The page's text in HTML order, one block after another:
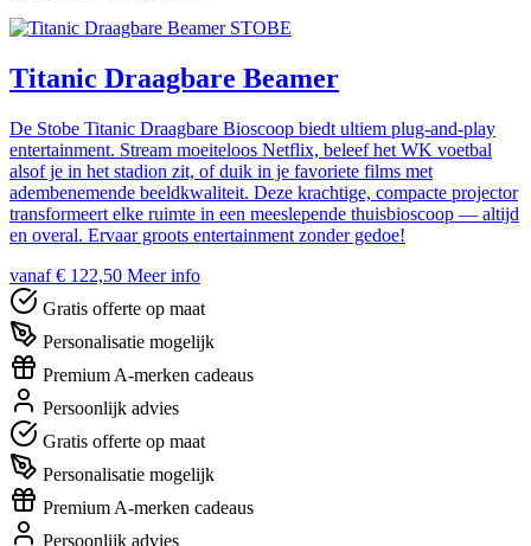
STOBE
Titanic Draagbare Beamer
De Stobe Titanic Draagbare Bioscoop biedt ultiem plug-and-play
entertainment. Stream moeiteloos Netflix, beleef het WK voetbal
alsof je in het stadion zit, of duik in je favoriete films met
adembenemende beeldkwaliteit. Deze krachtige, compacte projector
transformeert elke ruimte in een meeslepende thuisbioscoop — altijd
en overal. Ervaar groots entertainment zonder gedoe!
vanaf € 122,50 Meer info
Gratis offerte op maat
Personalisatie mogelijk
Premium A-merken cadeaus
Persoonlijk advies
Gratis offerte op maat
Personalisatie mogelijk
Premium A-merken cadeaus
Persoonlijk advies